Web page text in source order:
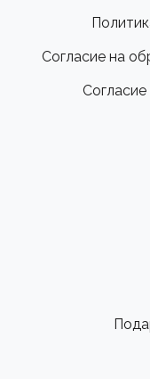
Согласие на